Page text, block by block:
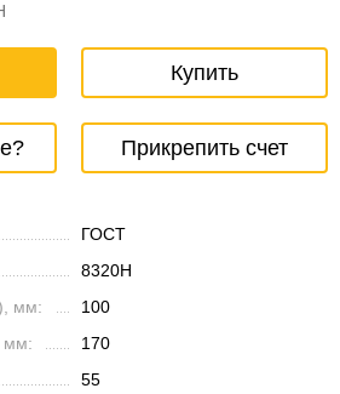
Купить
Прикрепить счет
ГОСТ
8320Н
мм:
100
мм:
170
55